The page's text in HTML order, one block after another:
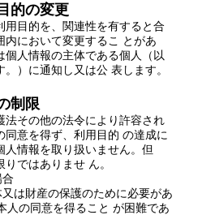
的の変更
用目的を、関連性を有すると合
内において変更するこ とがあ
個人情報の主体である個人（以
）に通知し又は公 表します。
制限
法その他の法令により許容され
同意を得ず、利用目的 の達成に
人情報を取り扱いません。但
ではありませ ん。
は財産の保護のために必要があ
人の同意を得ること が困難であ